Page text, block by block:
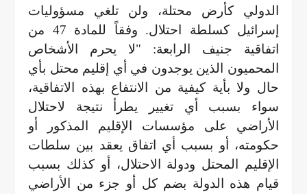
الدولي كأرض محتلة، ولن تلغي مسؤوليات
إسرائيل كسلطة احتلال. وفقاً للمادة 47 من
اتفاقية جنيف الرابعة: "لا يحرم الأشخاص
المحميون الذين يوجدون في أي إقليم محتل بأي
حال ولا بأية كيفية من الانتفاع بهذه الاتفاقية،
سواء بسبب أي تغيير يطرأ نتيجة لاحتلال
الأراضي على مؤسسات الإقليم المذكور أو
حكومته، أو بسبب أي اتفاق يعقد بين سلطات
الإقليم المحتل ودولة الاحتلال، أو كذلك بسبب
قيام هذه الدولة بضم كل أو جزء من الأراضي